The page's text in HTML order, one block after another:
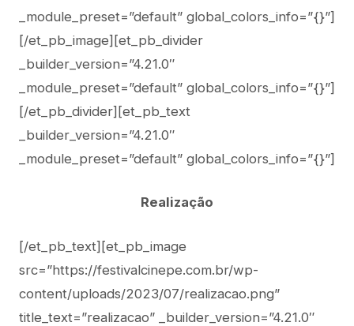
_module_preset=”default” global_colors_info=”{}”]
[/et_pb_image][et_pb_divider
_builder_version=”4.21.0″
_module_preset=”default” global_colors_info=”{}”]
[/et_pb_divider][et_pb_text
_builder_version=”4.21.0″
_module_preset=”default” global_colors_info=”{}”]
Realização
[/et_pb_text][et_pb_image
src=”https://festivalcinepe.com.br/wp-
content/uploads/2023/07/realizacao.png”
title_text=”realizacao” _builder_version=”4.21.0″